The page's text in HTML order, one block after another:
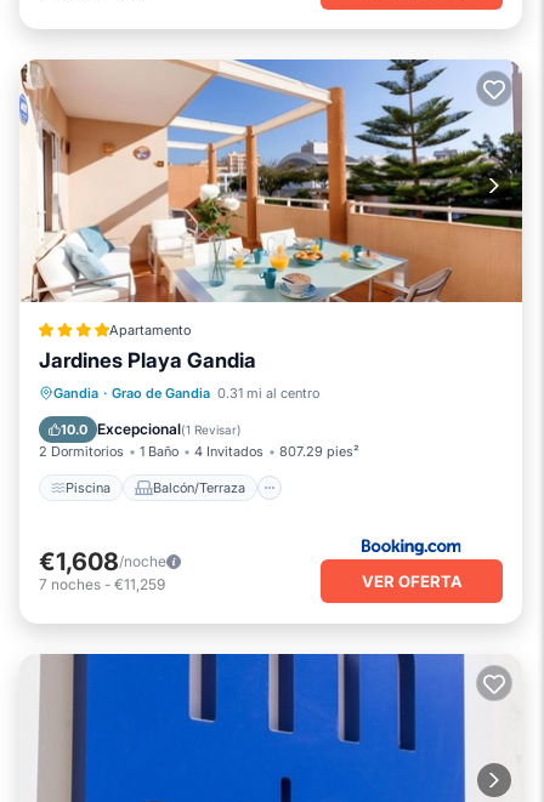
Apartamento
Jardines Playa Gandia
Gandia · Grao de Gandia 0.31 mi al centro
10.0 Excepcional(1 Revisar)
2 Dormitorios 1 Baño 4 Invitados 807.29 pies²
Piscina Balcón/Terraza
Piscina Balcón/Terraza
Se admiten mascotas
€1,608/noche
7 noches - €11,259 VER OFERTA